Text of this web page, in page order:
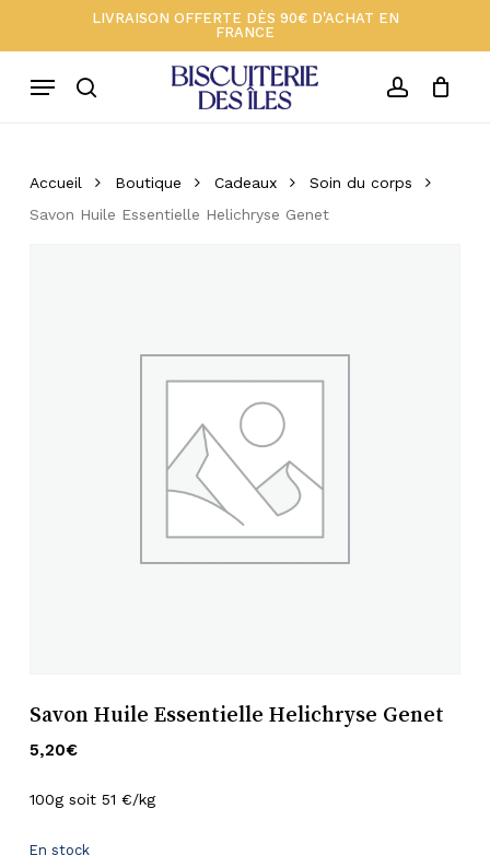
content
LIVRAISON OFFERTE DÈS 90€ D'ACHAT EN
FRANCE
search account
Menu
Votre panier 🍪 Close
Accueil Boutique Cadeaux
Soin du corps
Savon Huile Essentielle Helichryse Genet
Savon Huile Essentielle Helichryse Genet
5,20€
100g soit 51 €/kg
En stock